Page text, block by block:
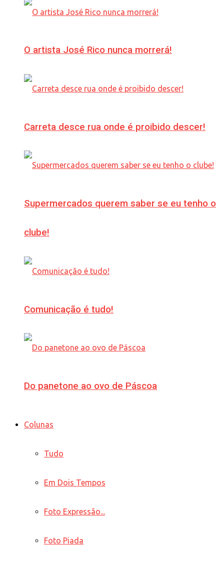
O artista José Rico nunca morrerá!
Carreta desce rua onde é proibido descer!
Supermercados querem saber se eu tenho o
clube!
Comunicação é tudo!
Do panetone ao ovo de Páscoa
Colunas
Tudo
Em Dois Tempos
Foto Expressão...
Foto Piada